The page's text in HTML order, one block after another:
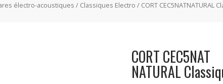
électro-acoustiques / Classiques Electro / CORT CEC5NATNATURAL
CORT CEC5NAT
NATURAL